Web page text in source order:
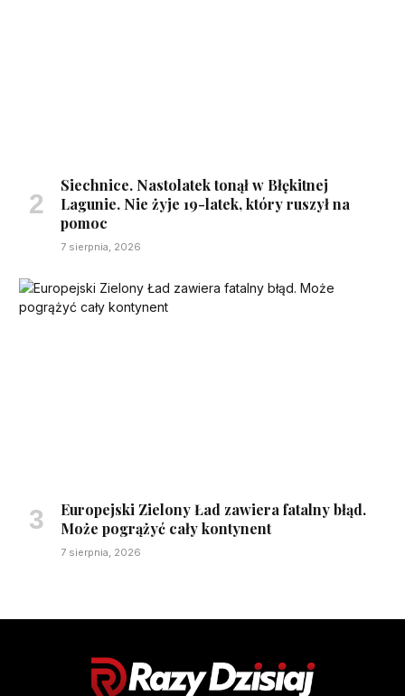
Siechnice. Nastolatek tonął w Błękitnej
Lagunie. Nie żyje 19-latek, który ruszył na
pomoc
7 sierpnia, 2026
Europejski Zielony Ład zawiera fatalny błąd.
Może pogrążyć cały kontynent
7 sierpnia, 2026